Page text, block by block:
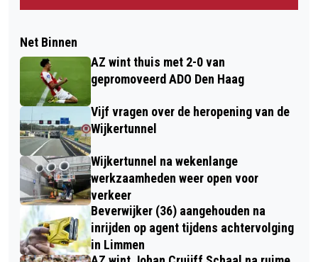
Net Binnen
AZ wint thuis met 2-0 van
gepromoveerd ADO Den Haag
Vijf vragen over de heropening van de
Wijkertunnel
Wijkertunnel na wekenlange
werkzaamheden weer open voor
verkeer
Beverwijker (36) aangehouden na
inrijden op agent tijdens achtervolging
in Limmen